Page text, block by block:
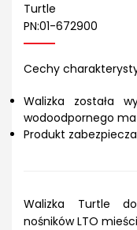
Turtle
PN:01-672900
Cechy
Walizka została
wodoodpornego
Produkt
Walizka Turtle
nośników LTO